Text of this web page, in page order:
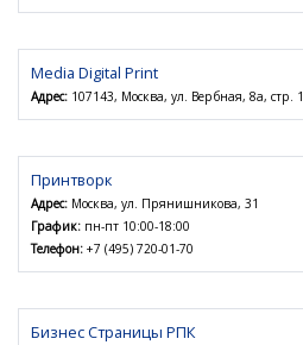
Media Digital Print
Адрес: 107143, Москва, ул. Вербная, 8а, стр. 1
Принтворк
Адрес: Москва, ул. Прянишникова, 31
График: пн-пт 10:00-18:00
Телефон: +7 (495) 720-01-70
Бизнес Страницы РПК